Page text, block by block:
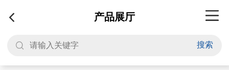
产品展厅
搜索